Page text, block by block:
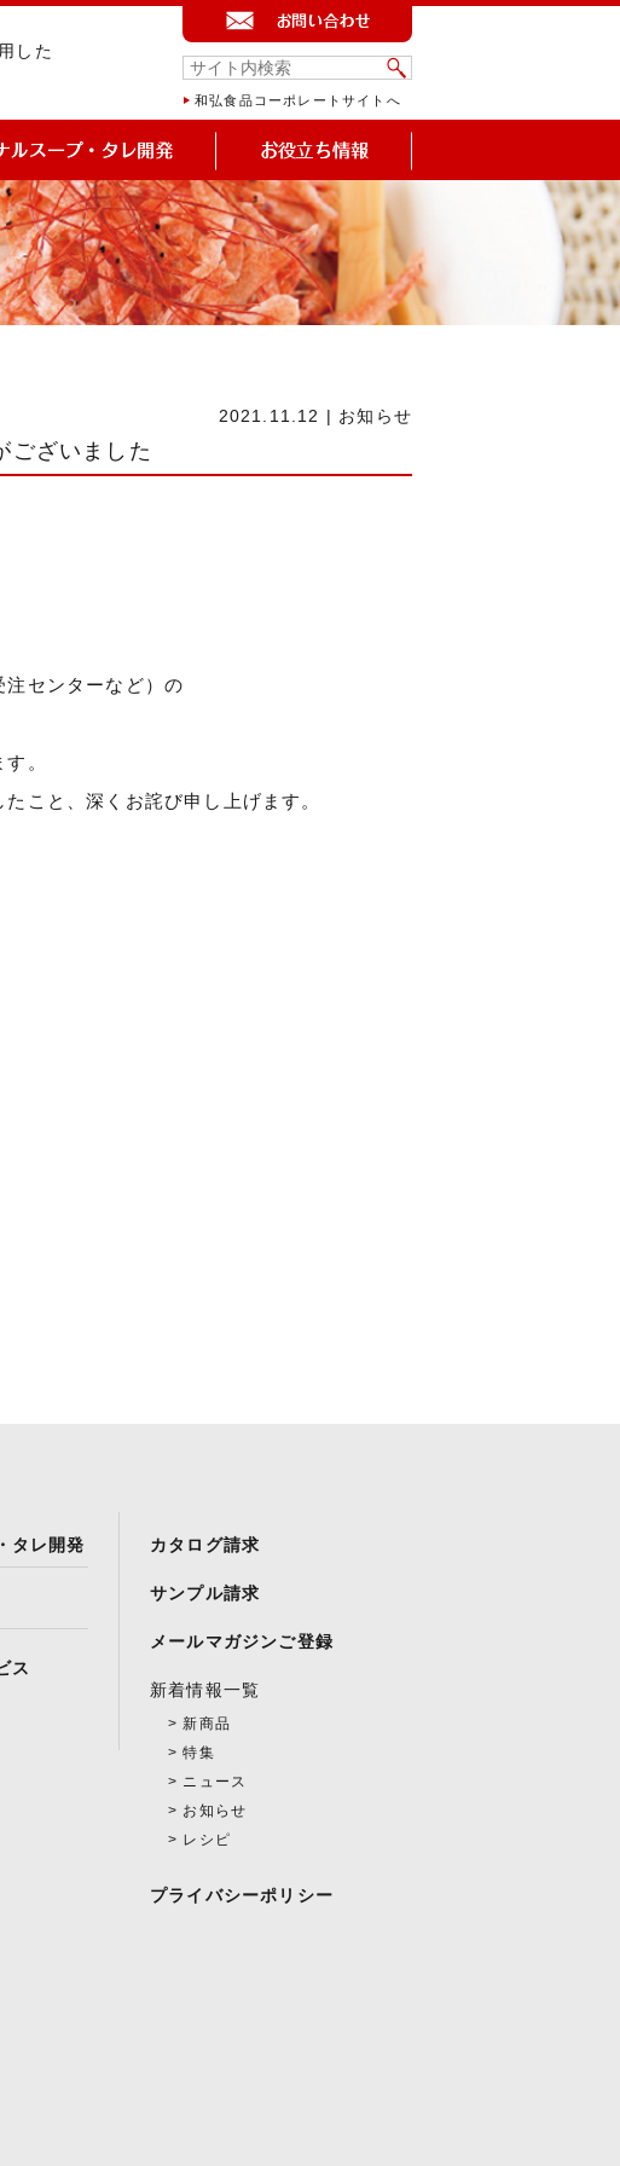
した
和弘食品コーポレートサイトへ
2021.11.12 | お知らせ
ございました
センターなど）の
。
こと、深くお詫び申し上げます。
タレ開発
ス
カタログ請求
サンプル請求
メールマガジンご登録
新着情報一覧
新商品
特集
ニュース
お知らせ
レシピ
プライバシーポリシー